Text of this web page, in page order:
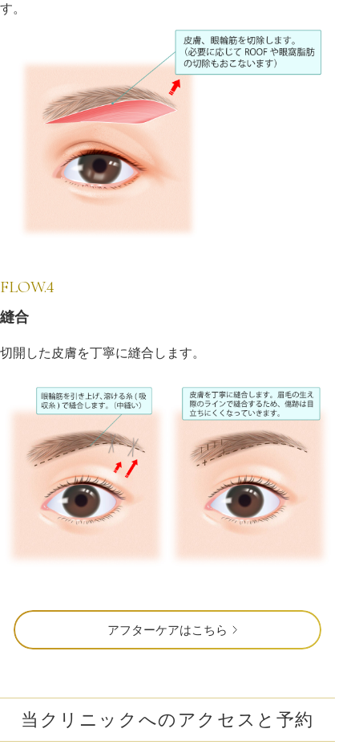
す。
FLOW.4
縫合
切開した皮膚を丁寧に縫合します。
アフターケアはこちら
当クリニックへのアクセスと予約